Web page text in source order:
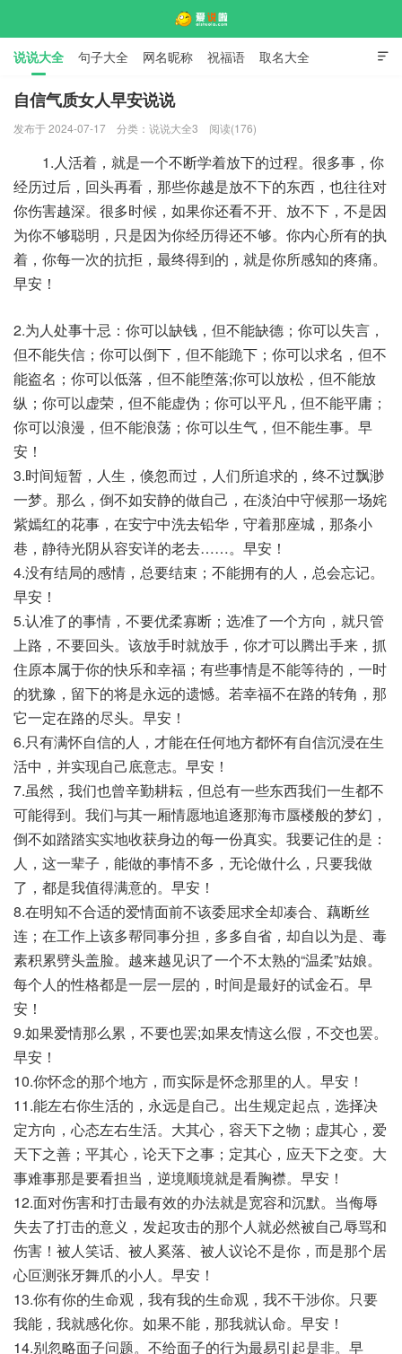

说说大全 句子大全 网名昵称 祝福语 取名大全
标语口号 签名大全
自信气质女人早安说说
发布于 2024-07-17 分类： 说说大全3 阅读(176)
1.人活着，就是一个不断学着放下的过程。很多事，你
经历过后，回头再看，那些你越是放不下的东西，也往往对
你伤害越深。很多时候，如果你还看不开、放不下，不是因
为你不够聪明，只是因为你经历得还不够。你内心所有的执
着，你每一次的抗拒，最终得到的，就是你所感知的疼痛。
早安！
2.为人处事十忌：你可以缺钱，但不能缺德；你可以失言，
但不能失信；你可以倒下，但不能跪下；你可以求名，但不
能盗名；你可以低落，但不能堕落;你可以放松，但不能放
纵；你可以虚荣，但不能虚伪；你可以平凡，但不能平庸；
你可以浪漫，但不能浪荡；你可以生气，但不能生事。早
安！
3.时间短暂，人生，倏忽而过，人们所追求的，终不过飘渺
一梦。那么，倒不如安静的做自己，在淡泊中守候那一场姹
紫嫣红的花事，在安宁中洗去铅华，守着那座城，那条小
巷，静待光阴从容安详的老去……。早安！
4.没有结局的感情，总要结束；不能拥有的人，总会忘记。
早安！
5.认准了的事情，不要优柔寡断；选准了一个方向，就只管
上路，不要回头。该放手时就放手，你才可以腾出手来，抓
住原本属于你的快乐和幸福；有些事情是不能等待的，一时
的犹豫，留下的将是永远的遗憾。若幸福不在路的转角，那
它一定在路的尽头。早安！
6.只有满怀自信的人，才能在任何地方都怀有自信沉浸在生
活中，并实现自己底意志。早安！
7.虽然，我们也曾辛勤耕耘，但总有一些东西我们一生都不
可能得到。我们与其一厢情愿地追逐那海市蜃楼般的梦幻，
倒不如踏踏实实地收获身边的每一份真实。我要记住的是：
人，这一辈子，能做的事情不多，无论做什么，只要我做
了，都是我值得满意的。早安！
8.在明知不合适的爱情面前不该委屈求全却凑合、藕断丝
连；在工作上该多帮同事分担，多多自省，却自以为是、毒
素积累劈头盖脸。越来越见识了一个不太熟的“温柔”姑娘。
每个人的性格都是一层一层的，时间是最好的试金石。早
安！
9.如果爱情那么累，不要也罢;如果友情这么假，不交也罢。
早安！
10.你怀念的那个地方，而实际是怀念那里的人。早安！
11.能左右你生活的，永远是自己。出生规定起点，选择决
定方向，心态左右生活。大其心，容天下之物；虚其心，爱
天下之善；平其心，论天下之事；定其心，应天下之变。大
事难事那是要看担当，逆境顺境就是看胸襟。早安！
12.面对伤害和打击最有效的办法就是宽容和沉默。当侮辱
失去了打击的意义，发起攻击的那个人就必然被自己辱骂和
伤害！被人笑话、被人奚落、被人议论不是你，而是那个居
心叵测张牙舞爪的小人。早安！
13.你有你的生命观，我有我的生命观，我不干涉你。只要
我能，我就感化你。如果不能，那我就认命。早安！
14.别忽略面子问题。不给面子的行为最易引起是非。早